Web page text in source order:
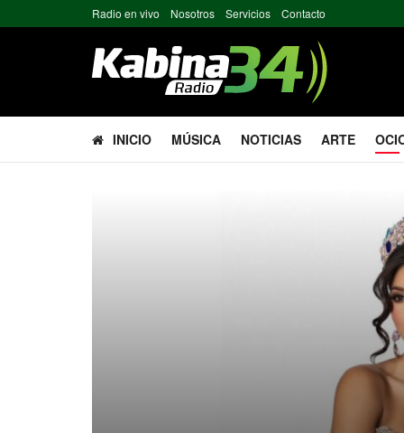
Radio en vivo Nosotros Servicios Contacto
INICIO MÚSICA NOTICIAS ARTE